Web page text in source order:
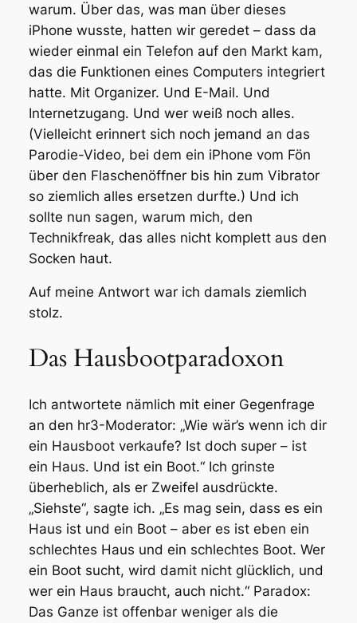
warum. Über das, was man über dieses
iPhone wusste, hatten wir geredet – dass da
wieder einmal ein Telefon auf den Markt kam,
das die Funktionen eines Computers integriert
hatte. Mit Organizer. Und E-Mail. Und
Internetzugang. Und wer weiß noch alles.
(Vielleicht erinnert sich noch jemand an das
Parodie-Video, bei dem ein iPhone vom Fön
über den Flaschenöffner bis hin zum Vibrator
so ziemlich alles ersetzen durfte.) Und ich
sollte nun sagen, warum mich, den
Technikfreak, das alles nicht komplett aus den
Socken haut.
Auf meine Antwort war ich damals ziemlich
stolz.
Das Hausbootparadoxon
Ich antwortete nämlich mit einer Gegenfrage
an den hr3-Moderator: „Wie wär’s wenn ich dir
ein Hausboot verkaufe? Ist doch super – ist
ein Haus. Und ist ein Boot.“ Ich grinste
überheblich, als er Zweifel ausdrückte.
„Siehste“, sagte ich. „Es mag sein, dass es ein
Haus ist und ein Boot – aber es ist eben ein
schlechtes Haus und ein schlechtes Boot. Wer
ein Boot sucht, wird damit nicht glücklich, und
wer ein Haus braucht, auch nicht.“ Paradox:
Das Ganze ist offenbar weniger als die